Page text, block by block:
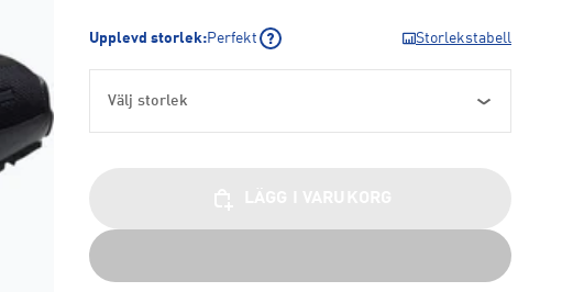
Upplevd storlek:Perfekt Storlekstabell
Välj storlek